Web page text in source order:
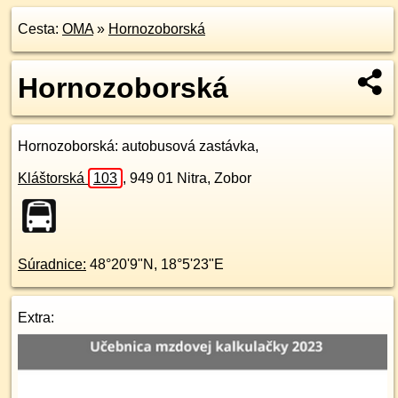
Cesta: OMA» Hornozoborská
Hornozoborská
Hornozoborská: autobusová zastávka,
Kláštorská 103 , 949 01 Nitra, Zobor
Súradnice: 48°20'9"N , 18°5'23"E
Extra: